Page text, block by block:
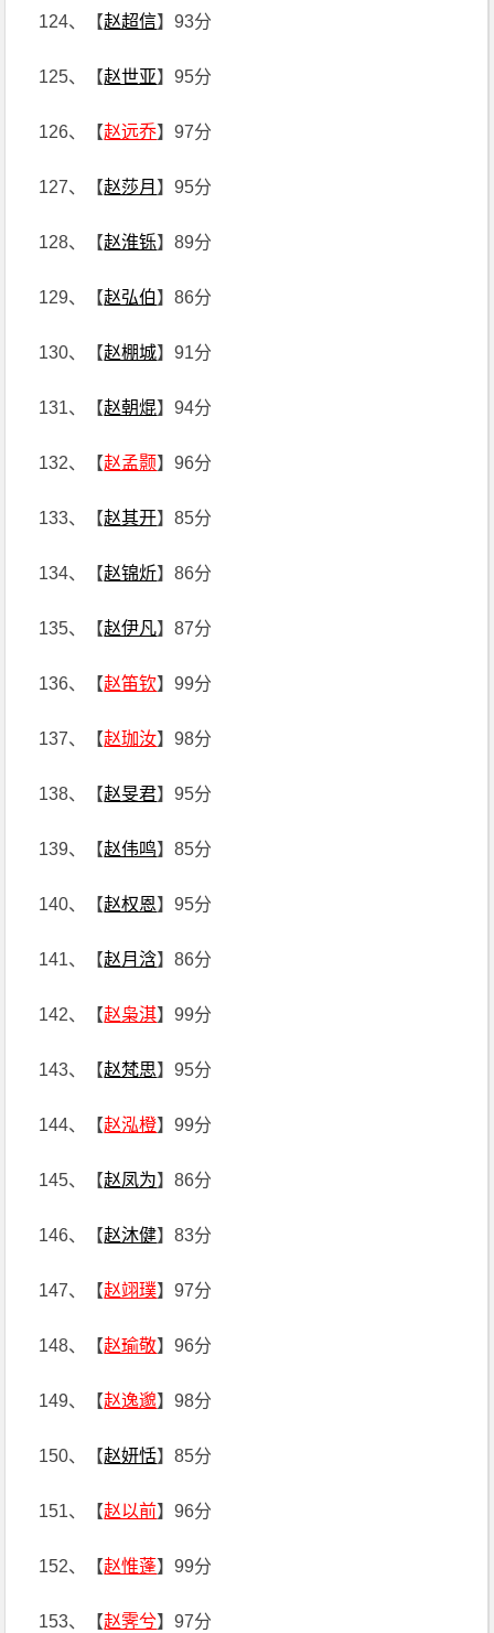
124、【赵超信】93分
125、【赵世亚】95分
126、【赵远乔】97分
127、【赵莎月 】95分
128、【赵淮铄】89分
129、【赵弘伯】86分
130、【赵棚城】91分
131、【赵朝焜】94分
132、【赵孟颢】96分
133、【赵其开】85分
134、【赵锦炘】86分
135、【赵伊凡】87分
136、【赵笛钦】99分
137、【赵珈汝】98分
138、【赵旻君】95分
139、【赵伟鸣】85分
140、【赵权恩】95分
141、【赵月浛】86分
142、【赵枭淇】99分
143、【赵梵思】95分
144、【赵泓橙】99分
145、【赵凤为】86分
146、【赵沐健】83分
147、【赵翊璞】97分
148、【赵瑜敬】96分
149、【赵逸邈】98分
150、【赵妍恬】85分
151、【赵以前】96分
152、【赵惟蓬】99分
153、【赵霁兮】97分